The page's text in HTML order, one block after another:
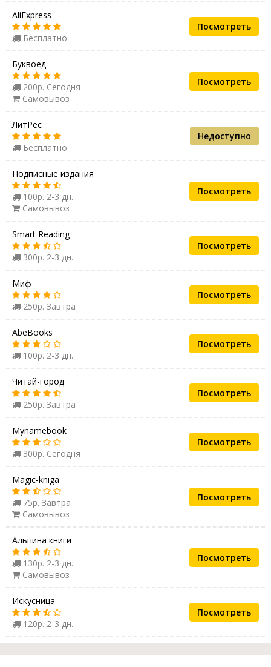
AliExpress
Бесплатно
Посмотреть
Буквоед
200р. Сегодня
Самовывоз
Посмотреть
ЛитРес
Бесплатно
Недоступно
Подписные издания
100р. 2-3 дн.
Самовывоз
Посмотреть
Smart Reading
300р. 2-3 дн.
Посмотреть
Миф
250р. Завтра
Посмотреть
AbeBooks
100р. 2-3 дн.
Посмотреть
Читай-город
250р. Завтра
Посмотреть
Mynamebook
300р. Сегодня
Посмотреть
Magic-kniga
75р. Завтра
Самовывоз
Посмотреть
Альпина книги
130р. 2-3 дн.
Самовывоз
Посмотреть
Искусница
120р. 2-3 дн.
Посмотреть